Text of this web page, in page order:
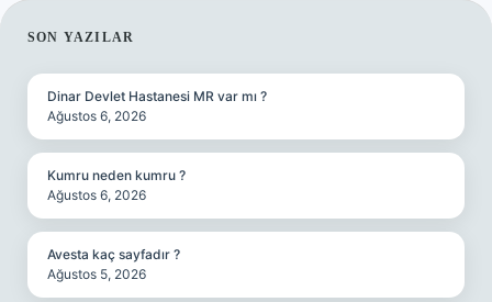
SIDEBAR
SON YAZILAR
Dinar Devlet Hastanesi MR var mı ?
Ağustos 6, 2026
Kumru neden kumru ?
Ağustos 6, 2026
Avesta kaç sayfadır ?
Ağustos 5, 2026